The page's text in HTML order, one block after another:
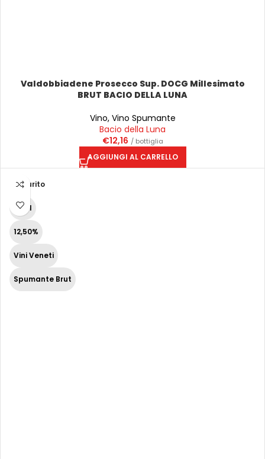
Valdobbiadene Prosecco Sup. DOCG Millesimato
BRUT BACIO DELLA LUNA
Vino, Vino Spumante
Bacio della Luna
€12,16 / bottiglia
AGGIUNGI AL CARRELLO
Esaurito
75 cl
12,50%
Vini Veneti
Spumante Brut